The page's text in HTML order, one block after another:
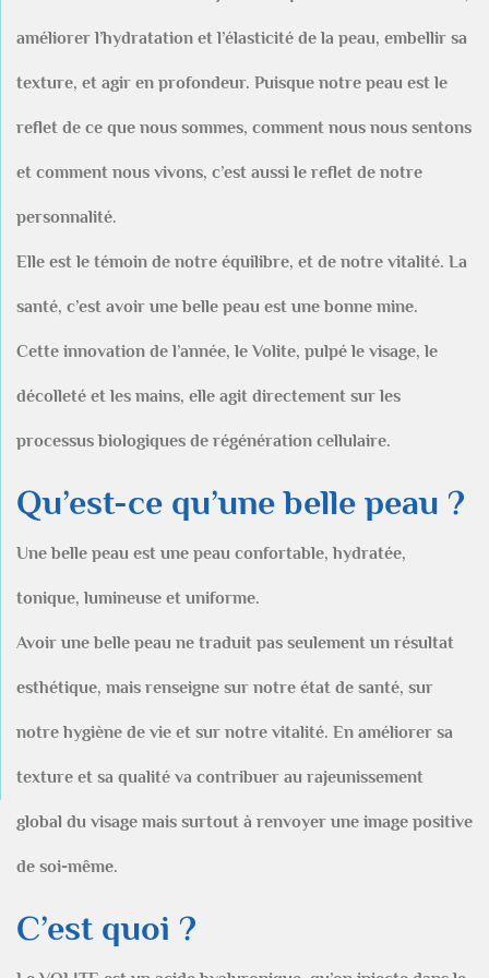
améliorer l’hydratation et l’élasticité de la peau, embellir sa
texture, et agir en profondeur. Puisque notre peau est le
reflet de ce que nous sommes, comment nous nous sentons
et comment nous vivons, c’est aussi le reflet de notre
personnalité.
Elle est le témoin de notre équilibre, et de notre vitalité. La
santé, c’est avoir une belle peau est une bonne mine.
Cette innovation de l’année, le Volite, pulpé le visage, le
décolleté et les mains, elle agit directement sur les
processus biologiques de régénération cellulaire.
Qu’est-ce qu’une belle peau ?
Une belle peau est une peau confortable, hydratée,
tonique, lumineuse et uniforme.
Avoir une belle peau ne traduit pas seulement un résultat
esthétique, mais renseigne sur notre état de santé, sur
notre hygiène de vie et sur notre vitalité. En améliorer sa
texture et sa qualité va contribuer au rajeunissement
global du visage mais surtout à renvoyer une image positive
de soi-même.
C’est quoi ?